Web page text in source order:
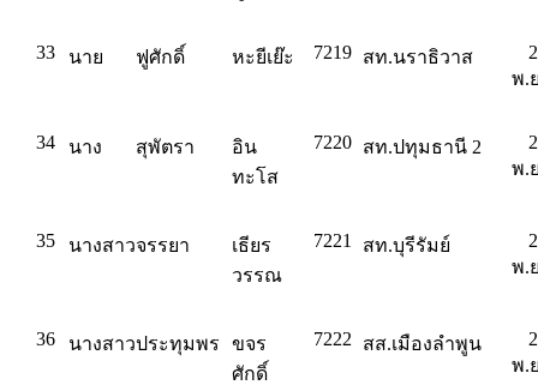
33 นาย ฟูศักดิ์ หะยีเย๊ะ 7219 สท.นราธิวาส
พ.
34 นาง สุพัตรา
อิน
ทะโส
7220 สท.ปทุมธานี 2
พ.
35 นางสาวจรรยา
เธียร
วรรณ
7221 สท.บุรีรัมย์
พ.
36 นางสาวประทุมพร
ขจร
ศักดิ์
7222 สส.เมืองลำพูน
พ.